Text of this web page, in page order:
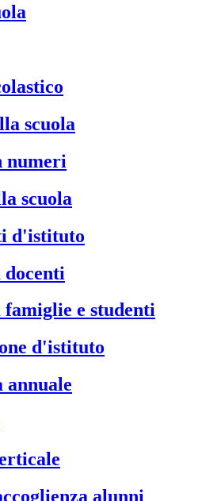
scuola
numeri
scuola
d'istituto
e studenti
d'istituto
annuale
alunni